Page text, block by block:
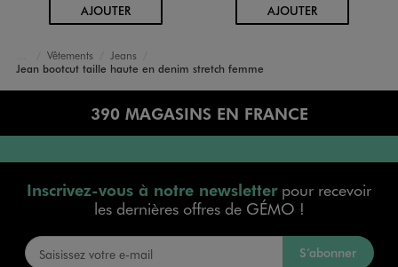
AJOUTERAU PANIER AJOUTERAU PANIER
Accueil
Femme
Vêtements
Jeans
Jean bootcut taille haute en denim stretch femme
390 MAGASINS EN FRANCE
Inscrivez-vous à notre newsletterpour recevoir
les dernières offres de GÉMO !
S’abonner